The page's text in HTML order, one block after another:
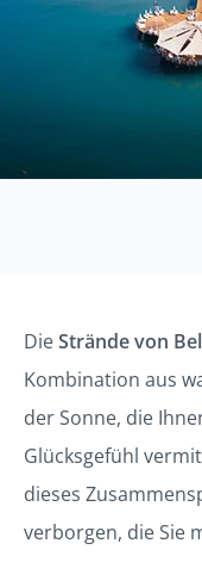
DieStrände von
Kombination aus
der Sonne, die
Glücksgefühl
dieses
verborgen, die Sie